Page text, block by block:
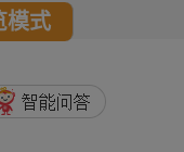
模式